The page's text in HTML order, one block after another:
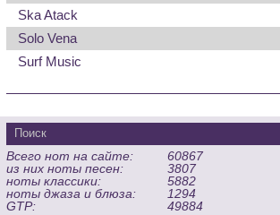
Ska Atack
Solo Vena
Surf Music
Всего нот на сайте:
60867
из них ноты песен:
3807
ноты классики:
5882
ноты джаза и блюза:
1294
GTP:
49884